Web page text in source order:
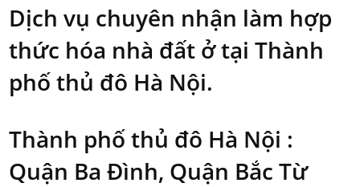
Dịch vụ chuyên nhận làm hợp
thức hóa nhà đất ở tại Thành
phố thủ đô Hà Nội.
Thành phố thủ đô Hà Nội :
Quận Ba Đình, Quận Bắc Từ